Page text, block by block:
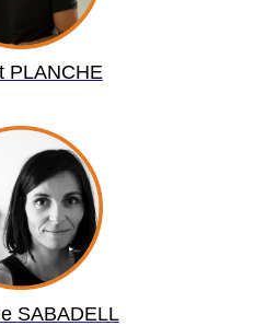
PLANCHE
SABADELL